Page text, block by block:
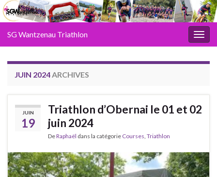
SG Wantzenau Triathlon
JUIN 2024ARCHIVES
JUIN
19
Triathlon d’Obernai le 01 et 02
juin 2024
DeRaphaël dans la catégorie Courses, Triathlon